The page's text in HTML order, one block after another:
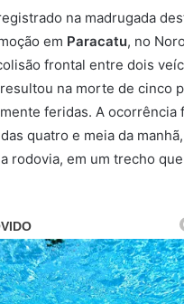
na madrugada
em Paracatu, no
frontal entre dois
resultou na morte de cinco
feridas. A ocorrência
quatro e meia da
rodovia, em um trecho